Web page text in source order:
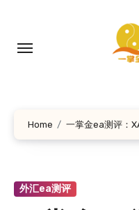
Home 一掌金ea测评：
外汇ea测评